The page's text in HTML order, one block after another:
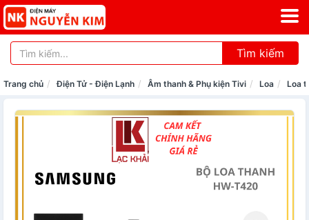
Tìm kiếm
Trang chủ Điện Tử - Điện Lạnh Âm thanh & Phụ kiện Tivi Loa Loa